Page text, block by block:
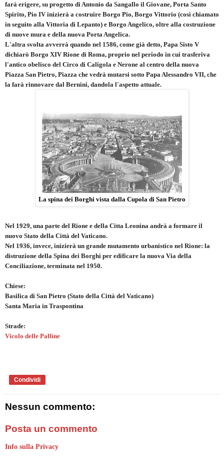
farà erigere, su progetto di Antonio da Sangallo il Giovane, Porta Santo
Spirito, Pio IV inizierà a costruire Borgo Pio, Borgo Vittorio (così chiamato
in seguito alla Vittoria di Lepanto) e Borgo Angelico, oltre alla costruzione
di nuove mura e della nuova Porta Angelica.
L'altra svolta avverrà quando nel 1586, come già detto, Papa Sisto V
dichiarò Borgo XIV Rione di Roma, proprio nel periodo in cui trasferiva
l'antico obelisco del Circo di Caligola e Nerone al centro della nuova
Piazza San Pietro, Piazza che vedrà mutarsi sotto Papa Alessandro VII, che
la farà rinnovare dal Bernini, dandola l'aspetto attuale.
La spina dei Borghi vista dalla Cupola di San Pietro
Nel 1929, una parte del Rione e della Citta Leonina andrà a formare il
nuovo Stato della Città del Vaticano.
Nel 1936, invece, inizierà un grande mutamento urbanistico nel Rione: la
distruzione della Spina dei Borghi per edificare la nuova Via della
Conciliazione, terminata nel 1950.
Chiese:
Basilica di San Pietro (Stato della Città del Vaticano)
Santa Maria in Traspontina
Strade:
Vicolo delle Palline
Condividi
Nessun commento:
Posta un commento
Info sulla Privacy